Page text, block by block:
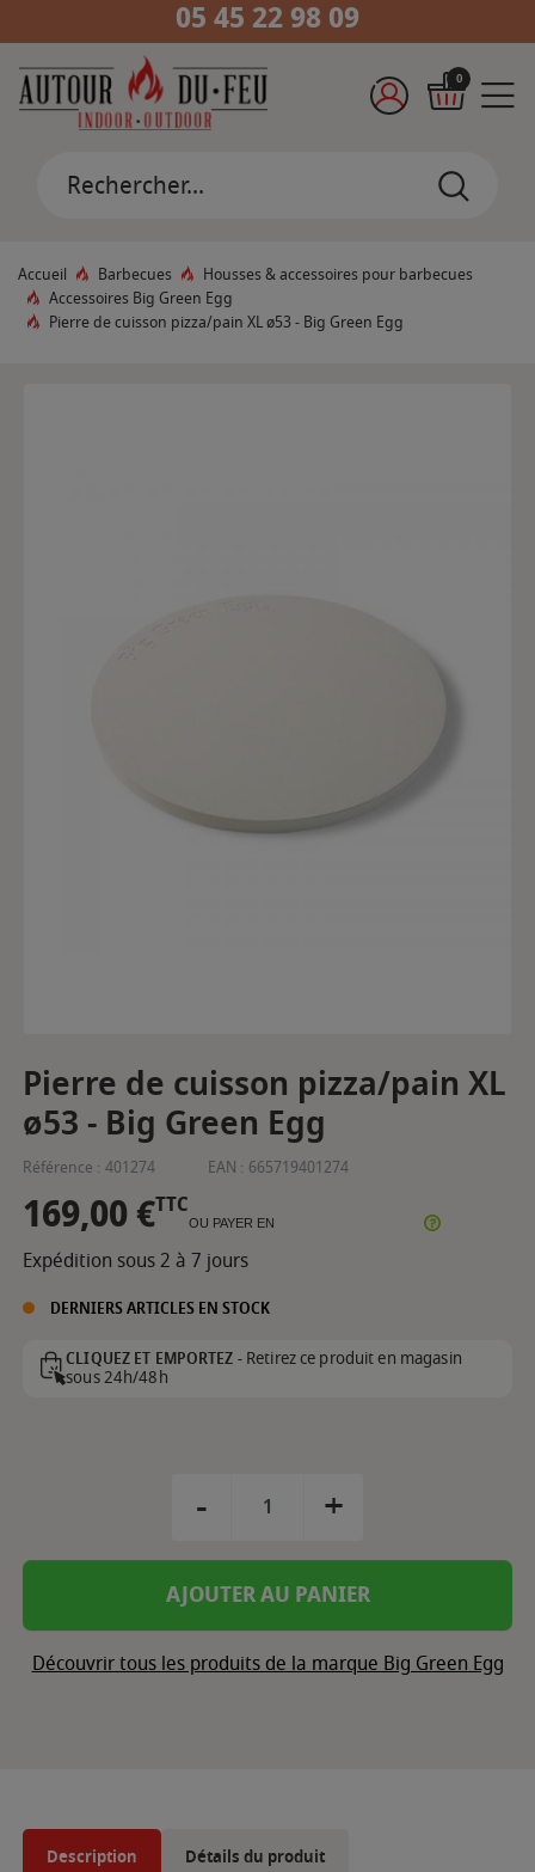
05 45 22 98 09
0
Accueil Barbecues
Housses & accessoires pour barbecues
Accessoires Big Green Egg
Pierre de cuisson pizza/pain XL ø53 - Big Green Egg
Pierre de cuisson pizza/pain XL
ø53 - Big Green Egg
Référence : 401274 EAN : 665719401274
169,00 €TTC
OU PAYER EN
Expédition sous 2 à 7 jours
DERNIERS ARTICLES EN STOCK
CLIQUEZ ET EMPORTEZ -Retirez ce produit en magasin
sous 24h/48h
- +
AJOUTER AU PANIER
Découvrir tous les produits de la marque Big Green Egg
Description Détails du produit